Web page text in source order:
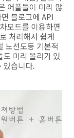
어플들이 미리 많
블로그에 API
모드를 이용하면
처리해서 쉽게
노선도등 기본적
미리 올라가 있
있습니다.